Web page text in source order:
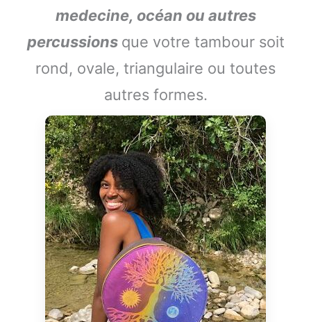
medecine, océan ou autres
percussions que votre tambour soit
rond, ovale, triangulaire ou toutes
autres formes.